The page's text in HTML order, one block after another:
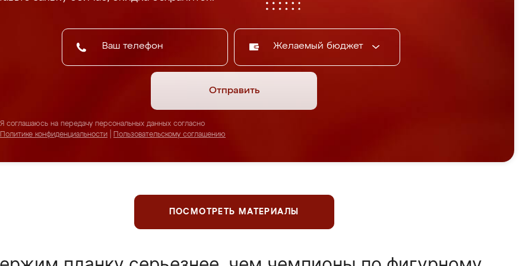
Желаемый бюджет
Отправить
Я соглашаюсь на передачу персональных данных согласно
Политике конфиденциальности
Пользовательскому соглашению
ПОСМОТРЕТЬ МАТЕРИАЛЫ